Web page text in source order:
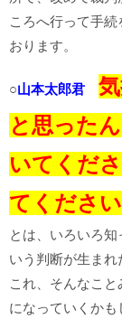
ころへ行って手
おります。
○山本太郎君
と思った
いてくだ
てください
とは、いろいろ
いう判断が生まれ
これ、そんなこ
になっていくか